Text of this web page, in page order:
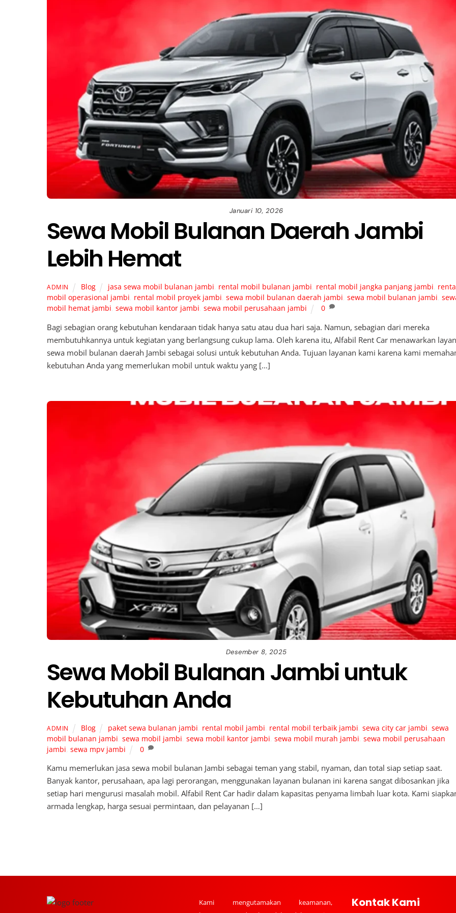
Januari 10, 2026
Sewa Mobil Bulanan Daerah Jambi
Lebih Hemat
ADMIN Blog jasa sewa mobil bulanan jambi rental mobil bulanan jambi rental mobil jangka panjang jambi rental
mobil operasional jambi rental mobil proyek jambi sewa mobil bulanan daerah jambi sewa mobil bulanan jambi
mobil hemat jambi sewa mobil kantor jambi sewa mobil perusahaan jambi 0
Bagi sebagian orang kebutuhan kendaraan tidak hanya satu atau dua hari saja. Namun, sebagian dari mereka
membutuhkannya untuk kegiatan yang berlangsung cukup lama. Oleh karena itu, Alfabil Rent Car menawarkan
sewa mobil bulanan daerah Jambi sebagai solusi untuk kebutuhan Anda. Tujuan layanan kami karena kami
kebutuhan Anda yang memerlukan mobil untuk waktu yang […]
Desember 8, 2025
Sewa Mobil Bulanan Jambi untuk
Kebutuhan Anda
ADMIN Blog paket sewa bulanan jambi rental mobil jambi rental mobil terbaik jambi ,sewa city car jambi ,sewa
mobil bulanan jambi sewa mobil jambi sewa mobil kantor jambi sewa mobil murah jambi sewa mobil perusahaan
jambi sewa mpv jambi 0
Kamu memerlukan jasa sewa mobil bulanan Jambi sebagai teman yang stabil, nyaman, dan total siap setiap saat.
Banyak kantor, perusahaan, apa lagi perorangan, menggunakan layanan bulanan ini karena sangat dibosankan jika
setiap hari mengurusi masalah mobil. Alfabil Rent Car hadir dalam kapasitas penyama limbah luar kota. Kami
armada lengkap, harga sesuai permintaan, dan pelayanan […]
Kami mengutamakan keamanan,
Kontak Kami